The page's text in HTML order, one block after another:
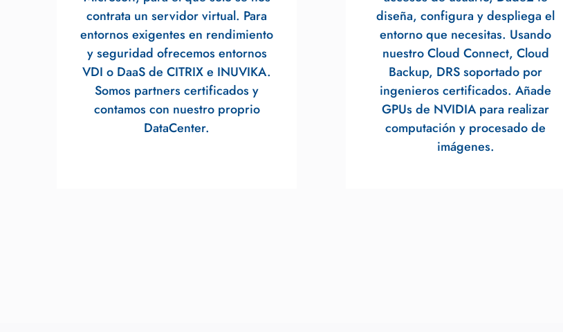
contrata un servidor virtual. Para
entornos exigentes en rendimiento
y seguridad ofrecemos entornos
VDI o DaaS de CITRIX e INUVIKA.
Somos partners certificados y
contamos con nuestro proprio
DataCenter.
diseña, configura y despliega el
entorno que necesitas. Usando
nuestro Cloud Connect, Cloud
Backup, DRS soportado por
ingenieros certificados. Añade
GPUs de NVIDIA para realizar
computación y procesado de
imágenes.